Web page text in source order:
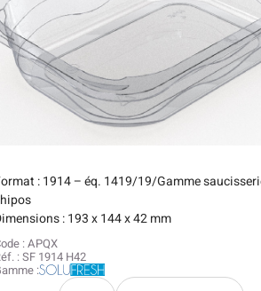
: 1914 – éq. 1419/19/Gamme
: 193 x 144 x 42 mm
: APQX
: SF 1914 H42
: